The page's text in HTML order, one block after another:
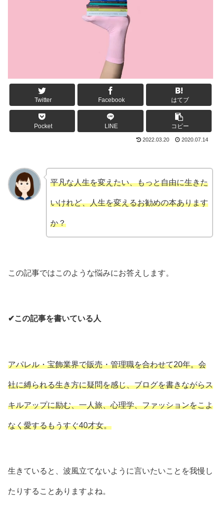
Twitter Facebook はてブ
Pocket LINE コピー
2022.03.20 2020.07.14
平凡な人生を変えたい、もっと自由に生きた
いけれど、人生を変えるお勧めの本あります
か？
この記事ではこのような悩みにお答えします。
✔この記事を書いている人
アパレル・宝飾業界で販売・管理職を合わせて20年。会
社に縛られる生き方に疑問を感じ、ブログを書きながらス
キルアップに励む、一人旅、心理学、ファッションをこよ
なく愛するもうすぐ40才女。
生きていると、波風立てないように言いたいことを我慢し
たりすることありますよね。